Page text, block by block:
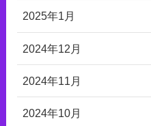
2025年1月
2024年12月
2024年11月
2024年10月